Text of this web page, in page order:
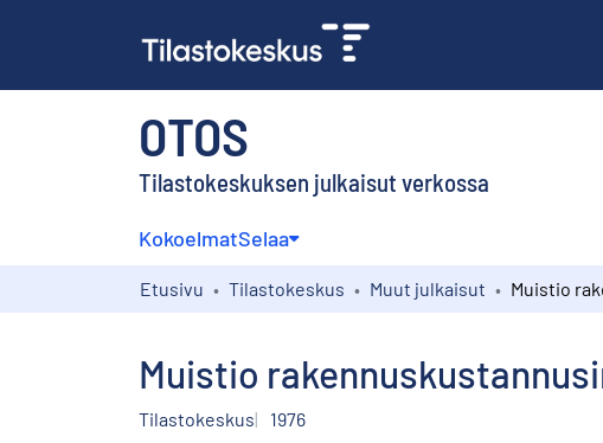
OTOS
Tilastokeskuksen julkaisut verkossa
KokoelmatSelaa
Etusivu Tilastokeskus Muut julkaisut
Muistio
Tilastokeskus 1976